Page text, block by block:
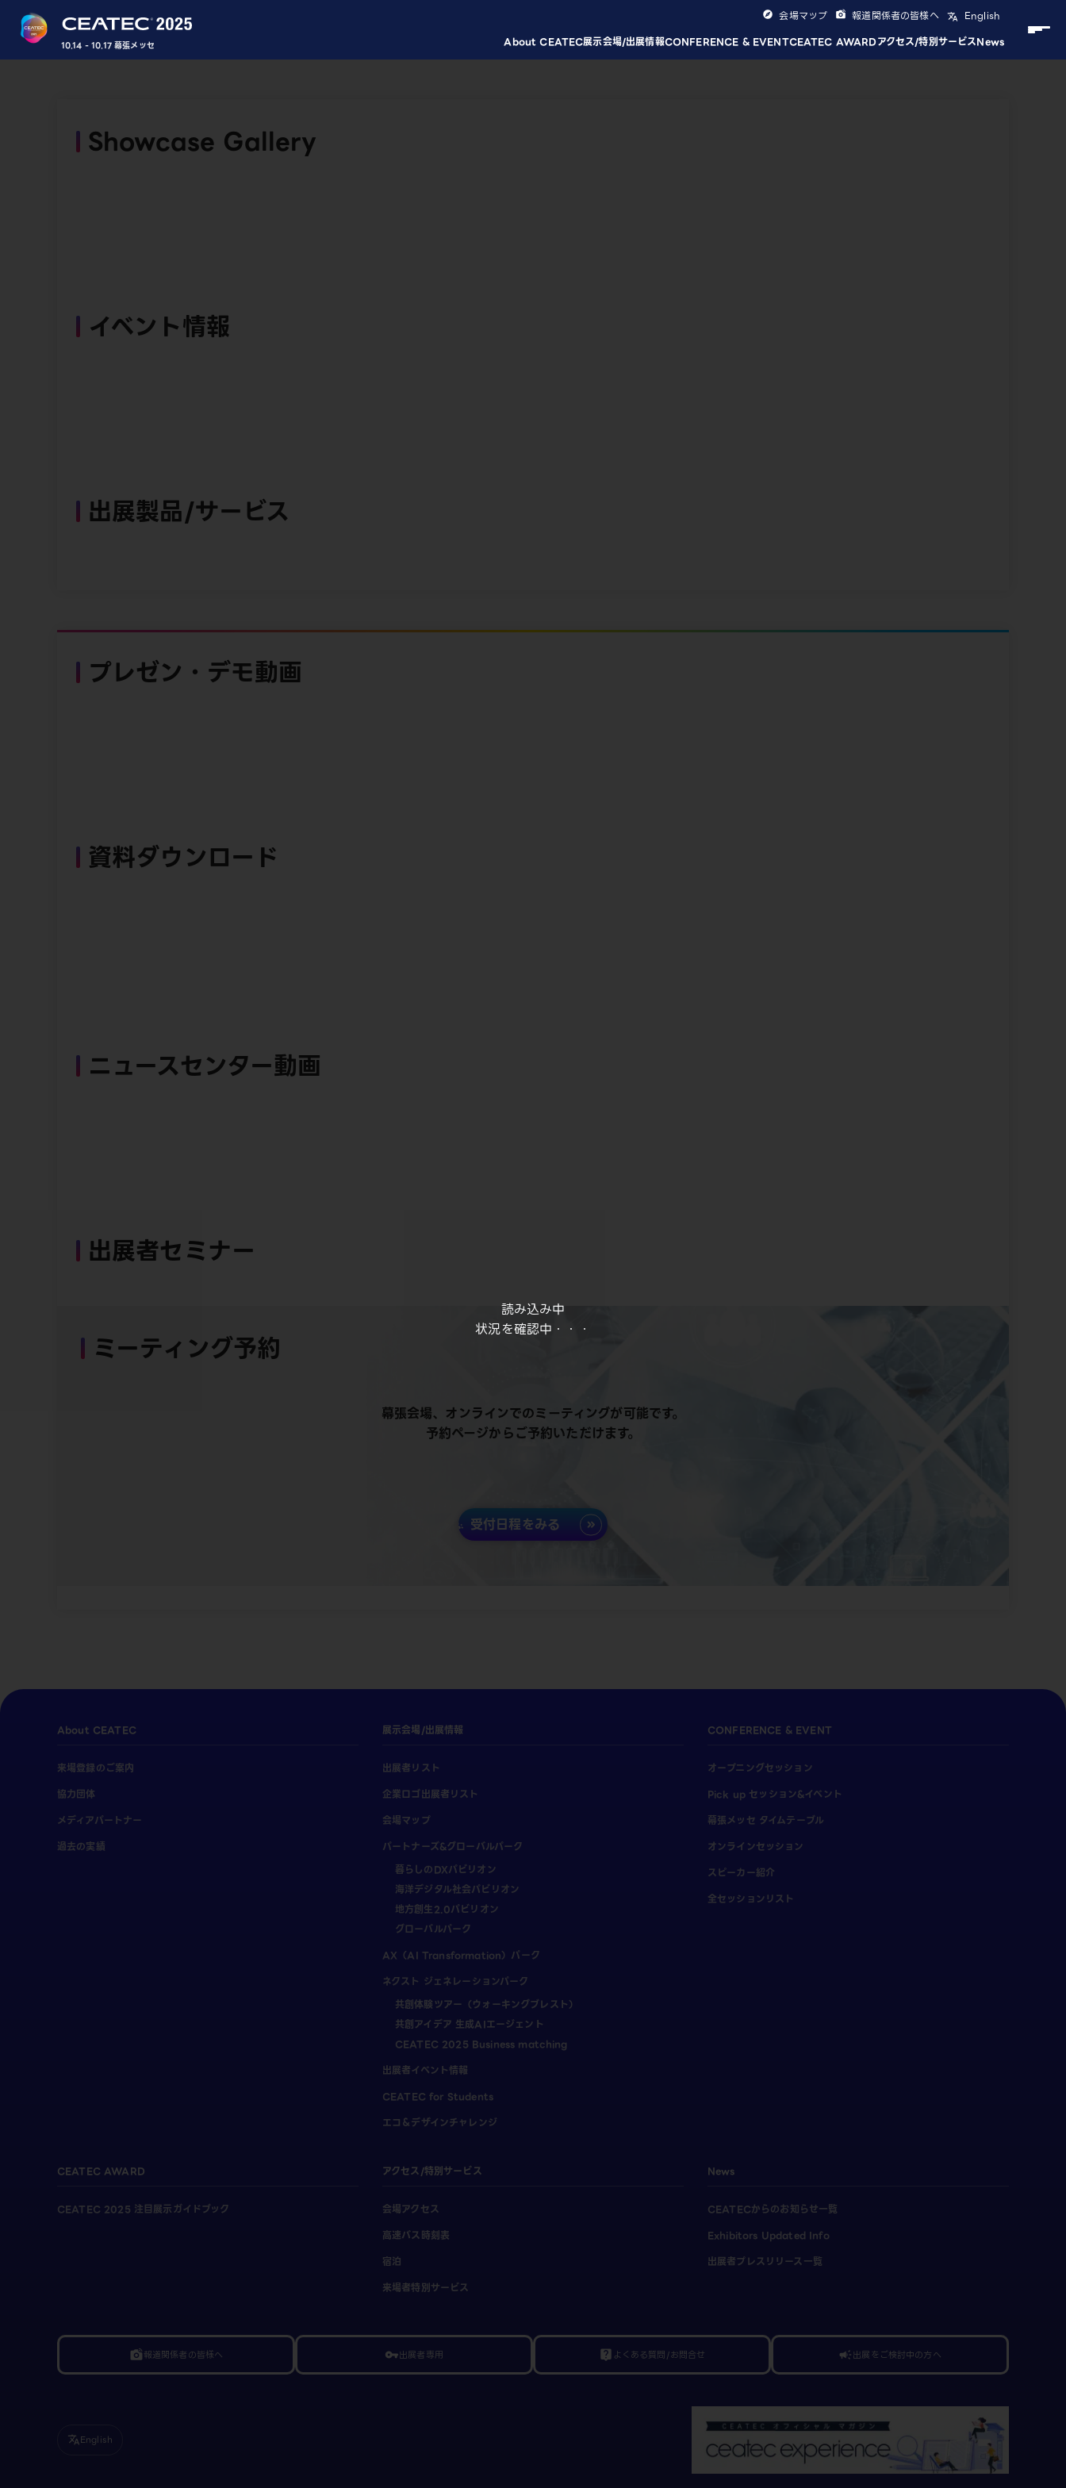
読み込み中
状況を確認中・・・
10.14 - 10.17 幕張メッセ About CEATEC展示会場/出展情報CONFERENCE & EVENTCEATEC AWARDアクセス/特別サービスNews
会場マップ 報道関係者の皆様へ English
Showcase Gallery
イベント情報
出展製品/サービス
プレゼン・デモ動画
資料ダウンロード
ニュースセンター動画
出展者セミナー
ミーティング予約
幕張会場、オンラインでのミーティングが可能です。
予約ページからご予約いただけます。
受付日程をみる
About CEATEC
来場登録のご案内
協力団体
メディアパートナー
過去の実績
展示会場/出展情報
出展者リスト
企業ロゴ出展者リスト
会場マップ
パートナーズ&グローバルパーク
暮らしのDXパビリオン
海洋デジタル社会パビリオン
地方創生2.0パビリオン
グローバルパーク
AX（AI Transformation）パーク
ネクスト ジェネレーションパーク
共創体験ツアー（ウォーキングブレスト）
共創アイデア 生成AIエージェント
CEATEC 2025 Business matching
出展者イベント情報
CEATEC for Students
エコ＆デザインチャレンジ
CONFERENCE & EVENT
オープニングセッション
Pick up セッション&イベント
幕張メッセ タイムテーブル
オンラインセッション
スピーカー紹介
全セッションリスト
CEATEC AWARD
CEATEC 2025 注目展示ガイドブック
アクセス/特別サービス
会場アクセス
高速バス時刻表
宿泊
来場者特別サービス
News
CEATECからのお知らせ一覧
Exhibitors Updated Info
出展者プレスリリース一覧
linked_camera報道関係者の皆様へ vpn_key出展者専用 live_help よくある質問/お問合せ campaign出展をご検討中の方へ
translateEnglish